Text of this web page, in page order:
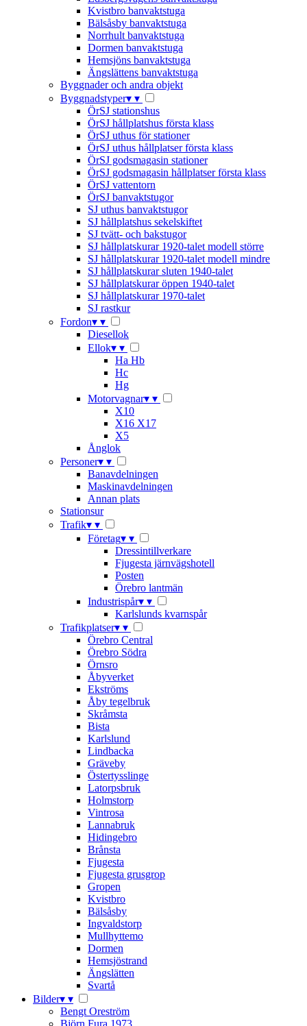
Kvistbro banvaktstuga
Bälsåsby banvaktstuga
Norrhult banvaktstuga
Dormen banvaktstuga
Hemsjöns banvaktstuga
Ängslättens banvaktstuga
Byggnader och andra objekt
Byggnadstyper▾ ▾
ÖrSJ stationshus
ÖrSJ hållplatshus första klass
ÖrSJ uthus för stationer
ÖrSJ uthus hållplatser första klass
ÖrSJ godsmagasin stationer
ÖrSJ godsmagasin hållplatser första klass
ÖrSJ vattentorn
ÖrSJ banvaktstugor
SJ uthus banvaktstugor
SJ hållplatshus sekelskiftet
SJ tvätt- och bakstugor
SJ hållplatskurar 1920-talet modell större
SJ hållplatskurar 1920-talet modell mindre
SJ hållplatskurar sluten 1940-talet
SJ hållplatskurar öppen 1940-talet
SJ hållplatskurar 1970-talet
SJ rastkur
Fordon▾ ▾
Diesellok
Ellok▾ ▾
Ha Hb
Hc
Hg
Motorvagnar▾ ▾
X10
X16 X17
X5
Ånglok
Personer▾ ▾
Banavdelningen
Maskinavdelningen
Annan plats
Stationsur
Trafik▾ ▾
Företag▾ ▾
Dressintillverkare
Fjugesta järnvägshotell
Posten
Örebro lantmän
Industrispår▾ ▾
Karlslunds kvarnspår
Trafikplatser▾ ▾
Örebro Central
Örebro Södra
Örnsro
Åbyverket
Ekströms
Åby tegelbruk
Skråmsta
Bista
Karlslund
Lindbacka
Gräveby
Östertysslinge
Latorpsbruk
Holmstorp
Vintrosa
Lannabruk
Hidingebro
Brånsta
Fjugesta
Fjugesta grusgrop
Gropen
Kvistbro
Bälsåsby
Ingvaldstorp
Mullhyttemo
Dormen
Hemsjöstrand
Ängslätten
Svartå
Bilder▾ ▾
Bengt Oreström
Björn Fura 1973